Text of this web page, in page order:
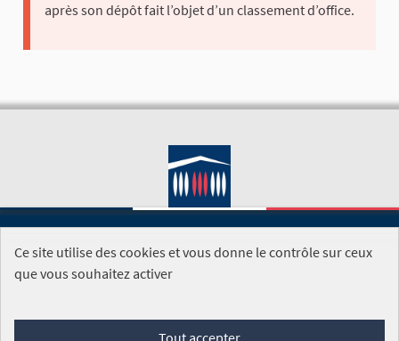
après son dépôt fait l’objet d’un classement d’office.
SITE DE L'ASSEMBLÉE NATIONALE
Foire aux questions
Ce site utilise des cookies et vous donne le contrôle sur ceux
que vous souhaitez activer
Tout accepter